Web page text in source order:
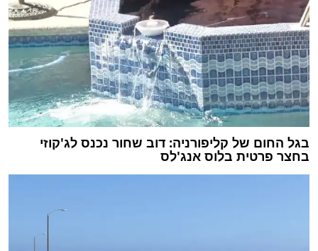
בגל החום של קליפורניה: דוב שחור נכנס לג'קוזי
בחצר פרטית בלוס אנג'לס